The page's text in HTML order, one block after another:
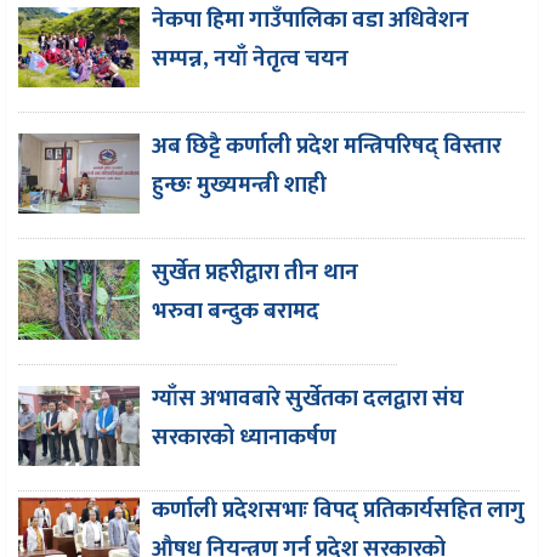
नेकपा हिमा गाउँपालिका वडा अधिवेशन
सम्पन्न, नयाँ नेतृत्व चयन
अब छिट्टै कर्णाली प्रदेश मन्त्रिपरिषद् विस्तार
हुन्छः मुख्यमन्त्री शाही
सुर्खेत प्रहरीद्वारा तीन थान
भरुवा बन्दुक बरामद
ग्याँस अभावबारे सुर्खेतका दलद्वारा संघ
सरकारको ध्यानाकर्षण
कर्णाली प्रदेशसभाः विपद् प्रतिकार्यसहित लागु
औषध नियन्त्रण गर्न प्रदेश सरकारको